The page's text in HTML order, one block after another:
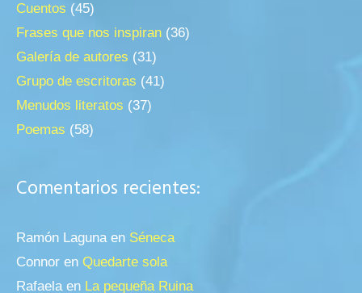
Cuentos (45)
Frases que nos inspiran (36)
Galería de autores (31)
Grupo de escritoras (41)
Menudos literatos (37)
Poemas (58)
Comentarios recientes:
Ramón Lagunaen Séneca
Connor en Quedarte sola
Rafaelaen La pequeña Ruina